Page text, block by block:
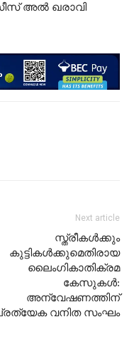
അല്‍ ഖരാവി
Next article
സ്ത്രീകള്‍ക്കും
കുട്ടികൾക്കുമെതിരായ
ലൈംഗികാതിക്രമ
കേസുകൾ:
അന്വേഷണത്തിന്
വനിത സംഘം